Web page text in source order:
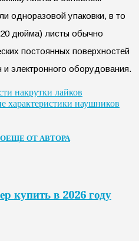
одноразовой упаковки, в то
дюйма) листы обычно
постоянных поверхностей
электронного оборудования.
накрутки лайков
характеристики наушников
ЕЩЕ ОТ АВТОРА
купить в 2026 году